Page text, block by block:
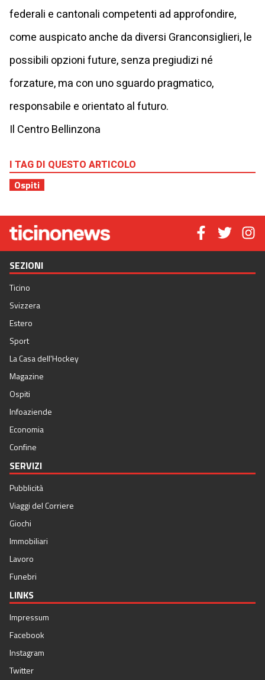
federali e cantonali competenti ad approfondire,
come auspicato anche da diversi Granconsiglieri, le
possibili opzioni future, senza pregiudizi né
forzature, ma con uno sguardo pragmatico,
responsabile e orientato al futuro.
Il Centro Bellinzona
I TAG DI QUESTO ARTICOLO
Ospiti
SEZIONI
Ticino
Svizzera
Estero
Sport
La Casa dell'Hockey
Magazine
Ospiti
Infoaziende
Economia
Confine
SERVIZI
Pubblicità
Viaggi del Corriere
Giochi
Immobiliari
Lavoro
Funebri
LINKS
Impressum
Facebook
Instagram
Twitter